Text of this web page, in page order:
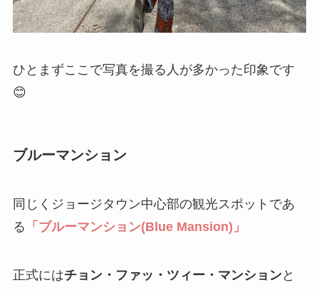
ひとまずここで写真を撮る人が多かった印象です
😊
ブルーマンション
同じくジョージタウン中心部の観光スポットであ
る 「ブルーマンション(Blue Mansion)」
正式にはチョン・ファッ・ツィー・マンションと